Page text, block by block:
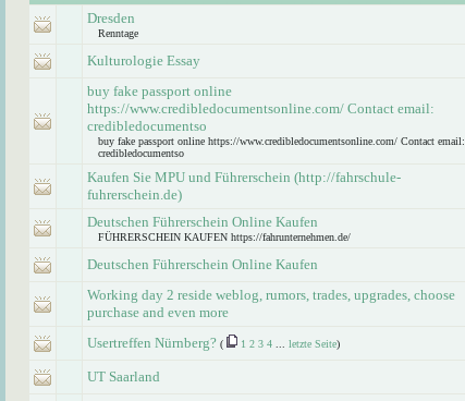
Dresden
Renntage
Kulturologie Essay
buy fake passport online
https://www.credibledocumentsonline.com/ Contact email:
credibledocumentso
buy fake passport online https://www.credibledocumentsonline.com/ Contact email:
credibledocumentso
Kaufen Sie MPU und Führerschein (http://fahrschule-
fuhrerschein.de)
Deutschen Führerschein Online Kaufen
FÜHRERSCHEIN KAUFEN https://fahrunternehmen.de/
Deutschen Führerschein Online Kaufen
Working day 2 reside weblog, rumors, trades, upgrades, choose
purchase and even more
Usertreffen Nürnberg? ( 1 2 3 4 letzte Seite)
UT Saarland